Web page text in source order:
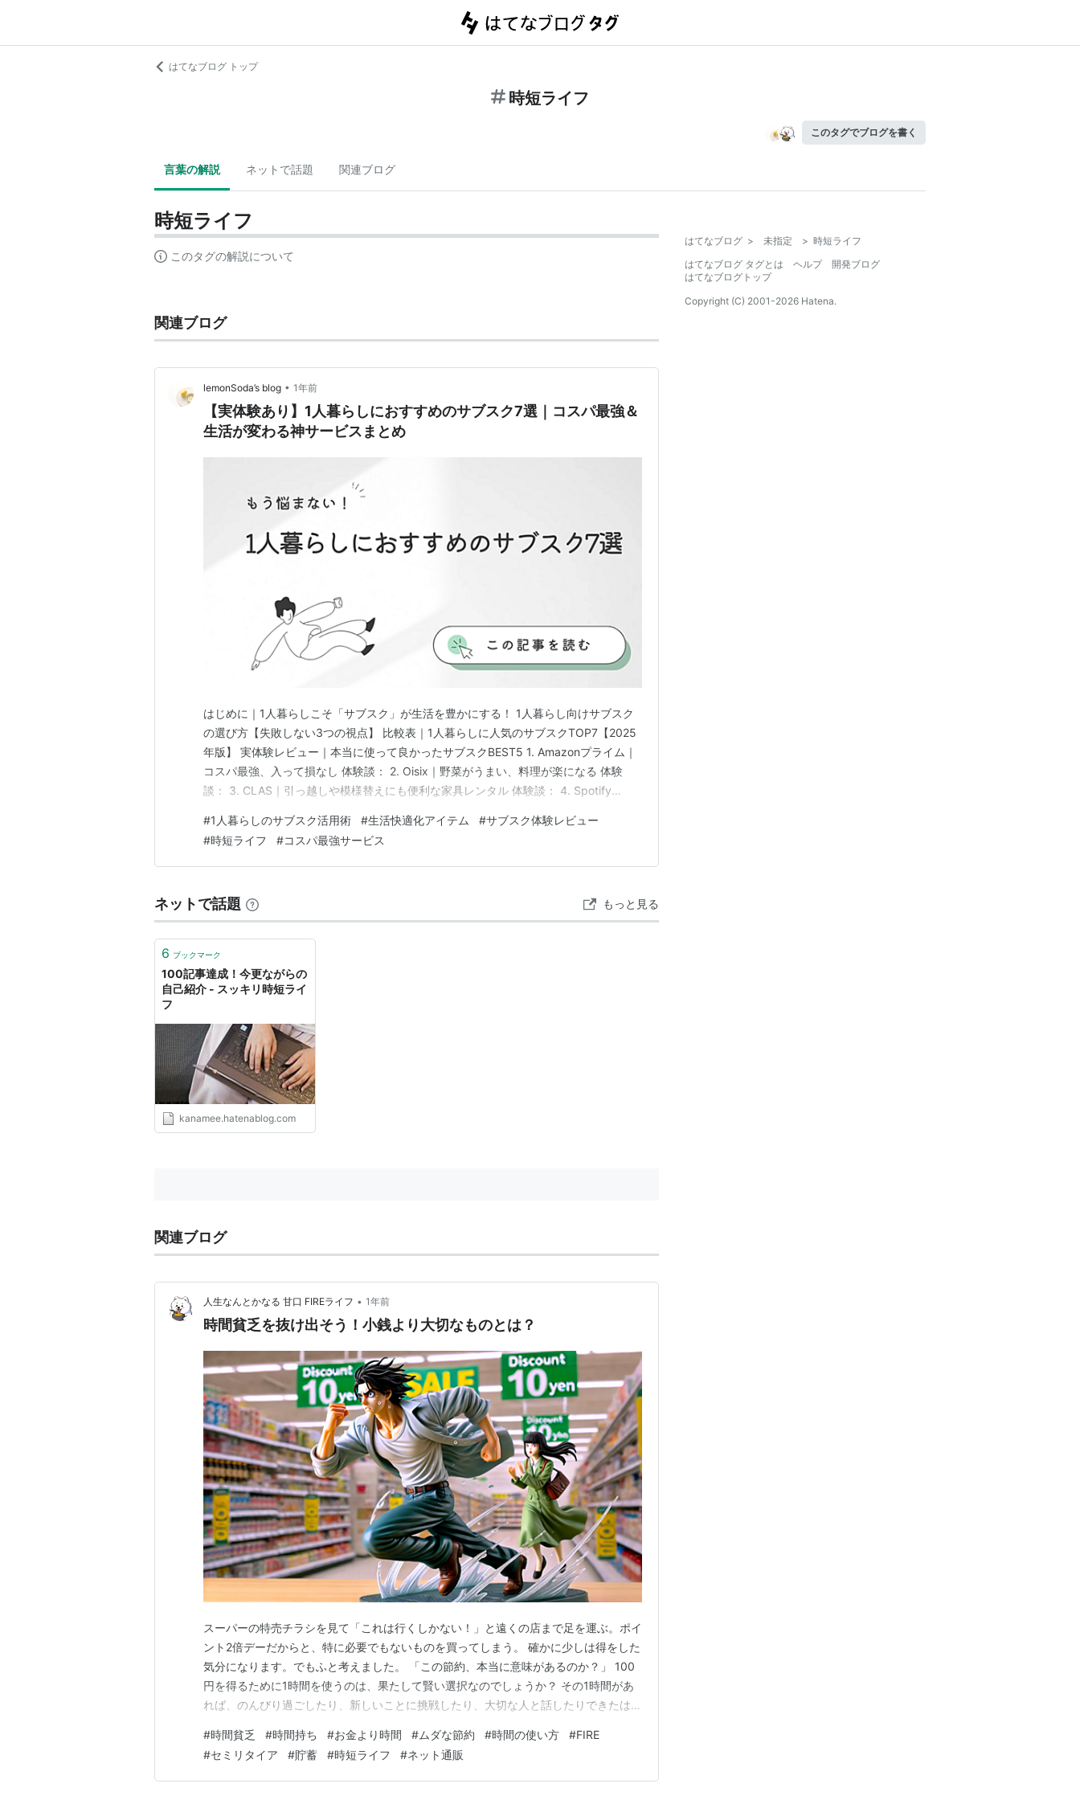
はてなブログ トップ
時短ライフ
このタグでブログを書く
言葉の解説 ネットで話題 関連ブログ
時短ライフ
このタグの解説について
関連ブログ
lemonSoda’s blog • 1年前
【実体験あり】1人暮らしにおすすめのサブスク7選｜コスパ最強＆
生活が変わる神サービスまとめ
はじめに｜1人暮らしこそ「サブスク」が生活を豊かにする！ 1人暮らし向けサブスク
の選び方【失敗しない3つの視点】 比較表｜1人暮らしに人気のサブスクTOP7【2025
年版】 実体験レビュー｜本当に使って良かったサブスクBEST5 1. Amazonプライム｜
コスパ最強、入って損なし 体験談： 2. Oisix｜野菜がうまい、料理が楽になる 体験
談： 3. CLAS｜引っ越しや模様替えにも便利な家具レンタル 体験談： 4. Spotify
上に癒される 体験談： よくある疑問Q&A｜1人暮らしでサブスクって…
#1人暮らしのサブスク活用術 #生活快適化アイテム #サブスク体験レビュー
#時短ライフ #コスパ最強サービス
ネットで話題 もっと見る
6 ブックマーク
100記事達成！今更ながらの
自己紹介 - スッキリ時短ライ
フ
kanamee.hatenablog.com
関連ブログ
人生なんとかなる 甘口 FIREライフ • 1年前
時間貧乏を抜け出そう！小銭より大切なものとは？
スーパーの特売チラシを見て「これは行くしかない！」と遠くの店まで足を運ぶ。ポイ
ント2倍デーだからと、特に必要でもないものを買ってしまう。 確かに少しは得をした
気分になります。でもふと考えました。 「この節約、本当に意味があるのか？」 100
円を得るために1時間を使うのは、果たして賢い選択なのでしょうか？ その1時間があ
れば、のんびり過ごしたり、新しいことに挑戦したり、大切な人と話したりできたはず
持ちになりませんか！？（ついでにお金持ちになりたいよね） 僕はサラリーマン時
代、仕事に追われながら「もっと自由な時間がほし…
#時間貧乏 #時間持ち #お金より時間 #ムダな節約 #時間の使い方 #FIRE
#セミリタイア #貯蓄 #時短ライフ #ネット通販
はてなブログ > 未指定 > 時短ライフ
はてなブログ タグとは
ヘルプ
開発ブログ
はてなブログトップ
Copyright (C) 2001-2026 Hatena.